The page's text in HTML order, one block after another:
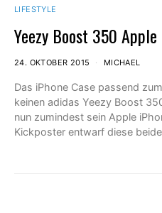
LIFESTYLE
Yeezy Boost 350 Apple
24. OKTOBER 2015 MICHAEL
Das iPhone Case passend
keinen adidas Yeezy Boost
nun zumindest sein Apple
Kickposter entwarf diese